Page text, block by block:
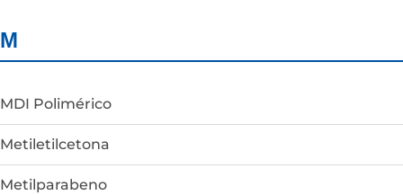
M
MDI Polimérico
Metiletilcetona
Metilparabeno